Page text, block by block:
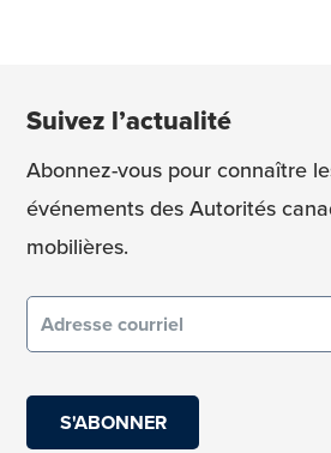
Suivez l’actualité
Abonnez-vous pour connaître
événements des Autorités
mobilières.
Courriel
(obligatoire)